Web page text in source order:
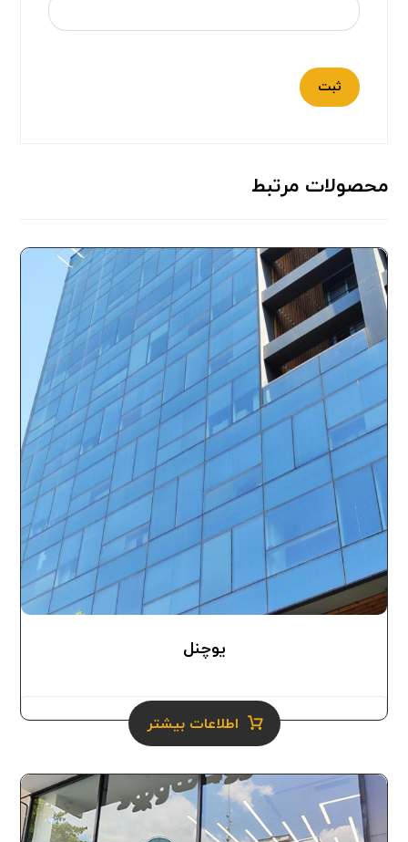
محصولات مرتبط
یوچنل
اطلاعات بیشتر